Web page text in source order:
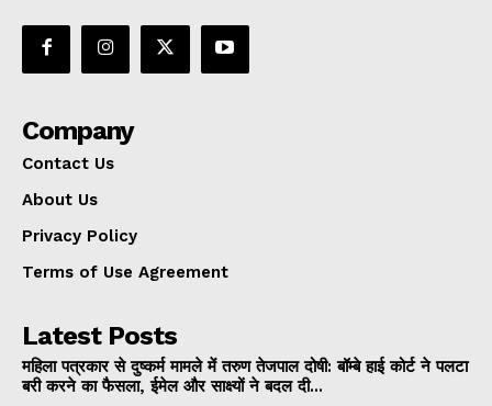
Company
Contact Us
About Us
Privacy Policy
Terms of Use Agreement
Latest Posts
महिला पत्रकार से दुष्कर्म मामले में तरुण तेजपाल दोषी: बॉम्बे हाई कोर्ट ने पलटा
बरी करने का फैसला, ईमेल और साक्ष्यों ने बदल दी...